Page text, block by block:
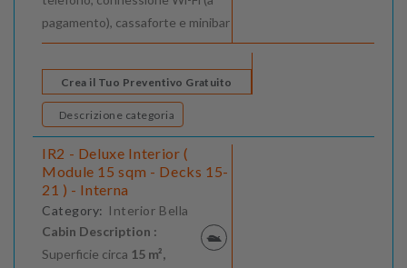
pagamento), cassaforte e minibar
Crea il Tuo Preventivo Gratuito
Descrizione categoria
IR2 - Deluxe Interior (
Module 15 sqm - Decks 15-
21 ) - Interna
Category: Interior Bella
Cabin Description :
Superficie circa 15 m²,